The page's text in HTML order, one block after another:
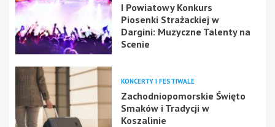
I Powiatowy Konkurs
Piosenki Strażackiej w
Dargini: Muzyczne Talenty na
Scenie
KONCERTY I FESTIWALE
Zachodniopomorskie Święto
Smaków i Tradycji w
Koszalinie